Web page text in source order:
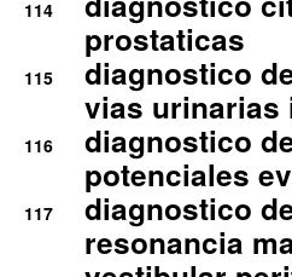
114
prostaticas
115
diagnostico
vias urinarias
116
diagnostico
potenciales
117
diagnostico
resonancia